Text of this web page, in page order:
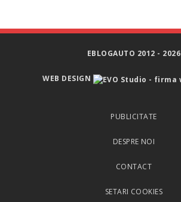
EBLOGAUTO 2012 - 2026
WEB DESIGN
PUBLICITATE
DESPRE NOI
CONTACT
SETARI COOKIES